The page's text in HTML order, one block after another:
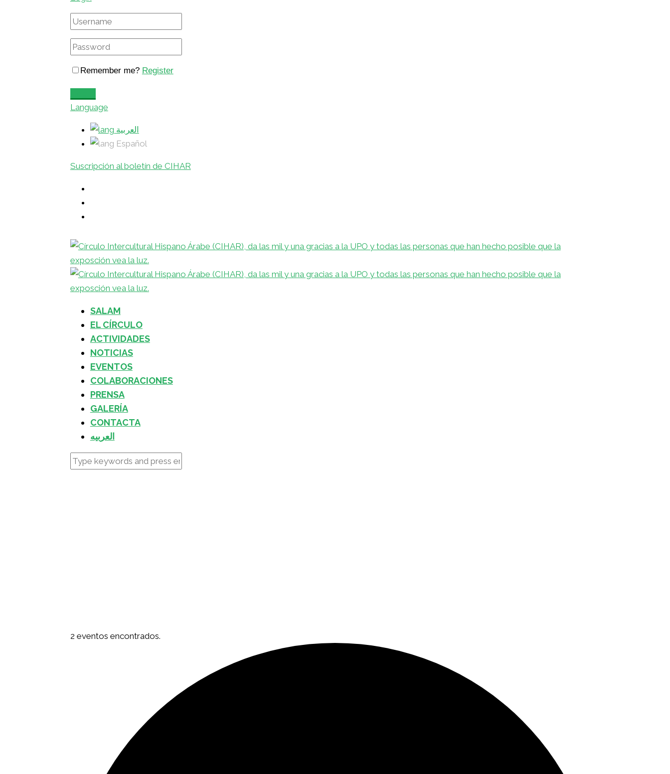
Remember me? Register
Language
العربية
Español
Suscripción al boletín de CIHAR
SALAM
EL CÍRCULO
ACTIVIDADES
NOTICIAS
EVENTOS
COLABORACIONES
PRENSA
GALERÍA
CONTACTA
العربيه
2 eventos encontrados.